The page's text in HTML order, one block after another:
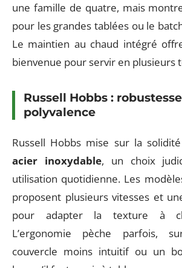
une famille de quatre, mais
pour les grandes tablées ou le
Le maintien au chaud intégré
bienvenue pour servir en plusieurs
Russell Hobbs :
polyvalence
Russell Hobbs mise sur la
acier inoxydable, un choix
utilisation quotidienne. Les
proposent plusieurs vitesses et
pour adapter la texture à
L’ergonomie pèche parfois,
couvercle moins intuitif ou un